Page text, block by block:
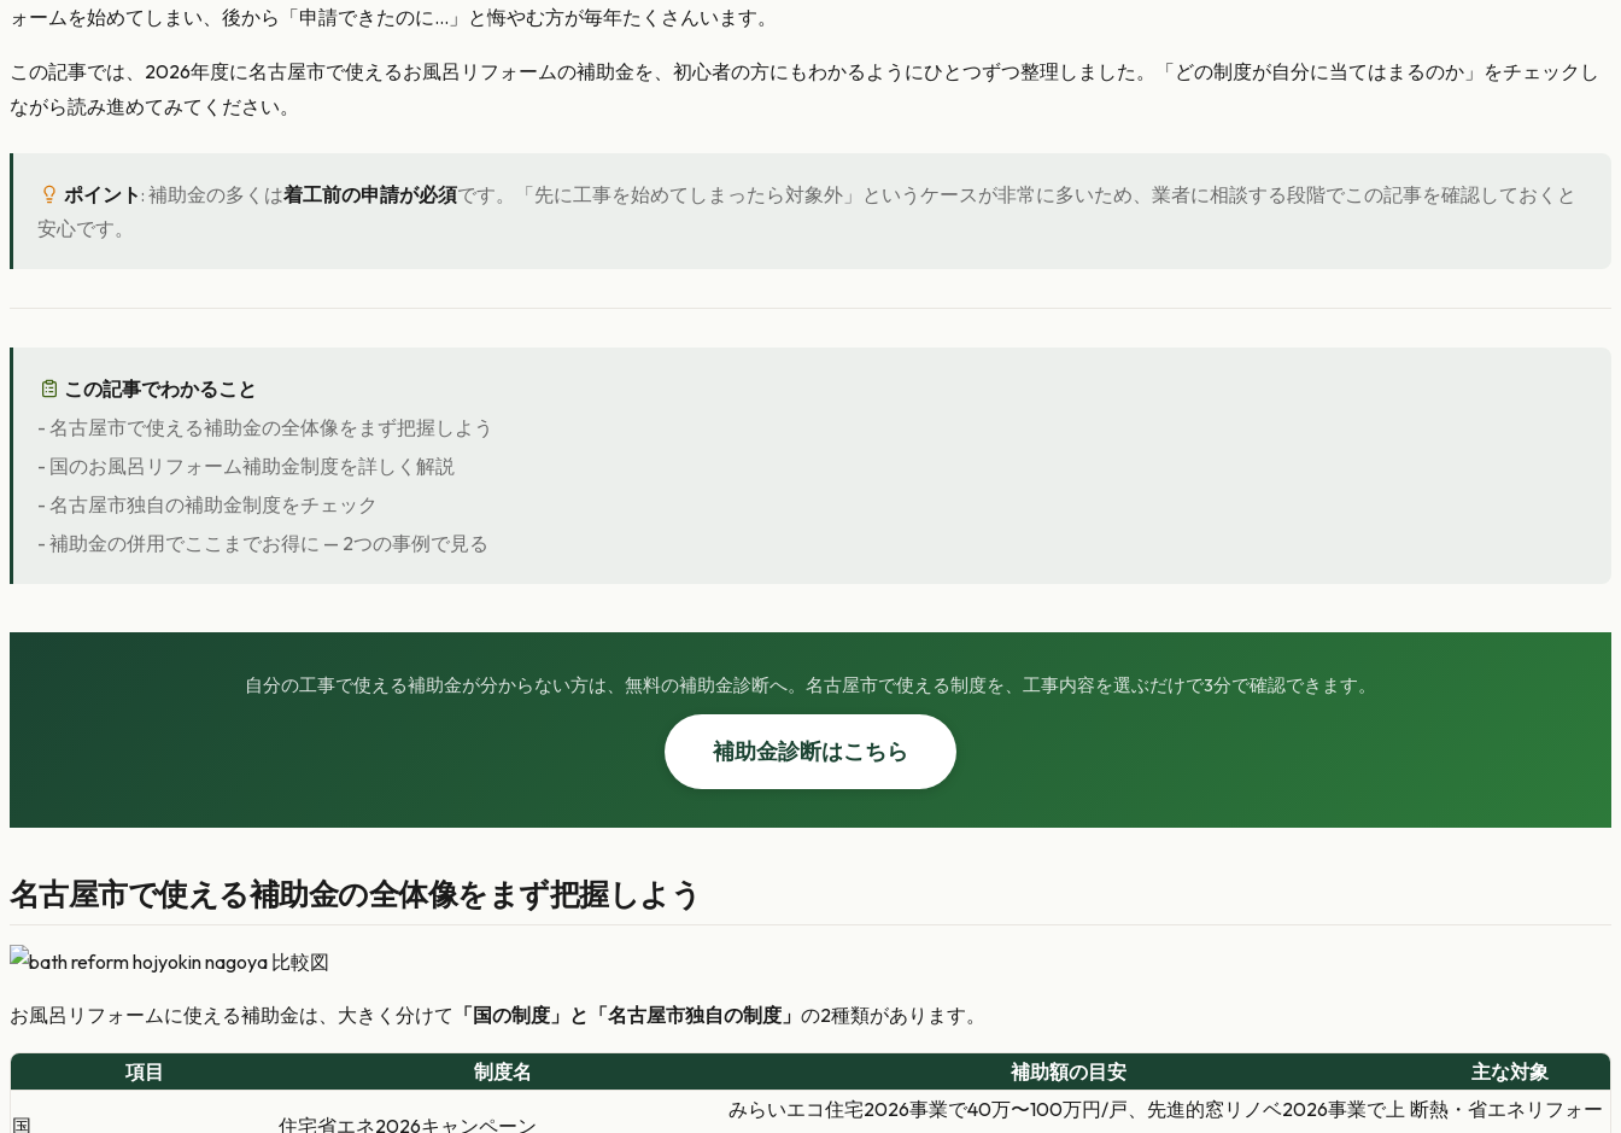
ォームを始めてしまい、後から「申請できたのに…」と悔やむ方が毎年たくさんいます。
この記事では、2026年度に名古屋市で使えるお風呂リフォームの補助金を、初心者の方にもわかるようにひとつずつ整理しました。「どの制度が自分に当てはまるのか」をチェックし
ながら読み進めてみてください。
ポイント: 補助金の多くは着工前の申請が必須です。「先に工事を始めてしまったら対象外」というケースが非常に多いため、業者に相談する段階でこの記事を確認しておくと
安心です。
この記事でわかること
- 名古屋市で使える補助金の全体像をまず把握しよう
- 国のお風呂リフォーム補助金制度を詳しく解説
- 名古屋市独自の補助金制度をチェック
- 補助金の併用でここまでお得に — 2つの事例で見る
自分の工事で使える補助金が分からない方は、無料の補助金診断へ。名古屋市で使える制度を、工事内容を選ぶだけで3分で確認できます。
補助金診断はこちら
名古屋市で使える補助金の全体像をまず把握しよう
お風呂リフォームに使える補助金は、大きく分けて 「国の制度」と「名古屋市独自の制度」 の2種類があります。
項目 制度名 補助額の目安 主な対象
国 住宅省エネ2026キャンペーン
みらいエコ住宅2026事業で40万〜100万円/戸、先進的窓リノベ2026事業で上 断熱・省エネリフォー